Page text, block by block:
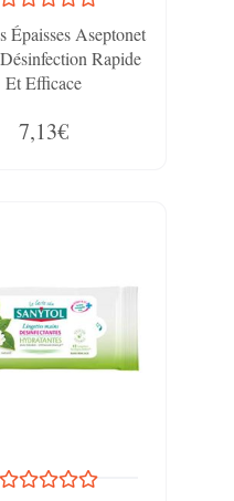
Épaisses Aseptonet
Rapide
Et Efficace
7,13€